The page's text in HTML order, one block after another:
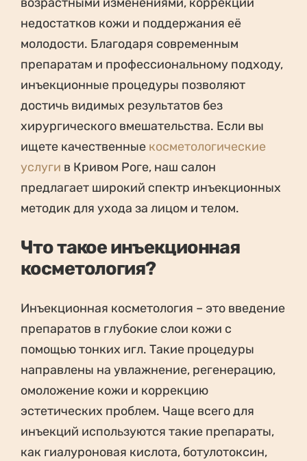
недостатков кожи и поддержания её
молодости. Благодаря современным
препаратам и профессиональному подходу,
инъекционные процедуры позволяют
достичь видимых результатов без
хирургического вмешательства. Если вы
ищете качественные косметологические
услуги в Кривом Роге, наш салон
предлагает широкий спектр инъекционных
методик для ухода за лицом и телом.
Что такое инъекционная
косметология?
Инъекционная косметология – это введение
препаратов в глубокие слои кожи с
помощью тонких игл. Такие процедуры
направлены на увлажнение, регенерацию,
омоложение кожи и коррекцию
эстетических проблем. Чаще всего для
инъекций используются такие препараты,
как гиалуроновая кислота, ботулотоксин,